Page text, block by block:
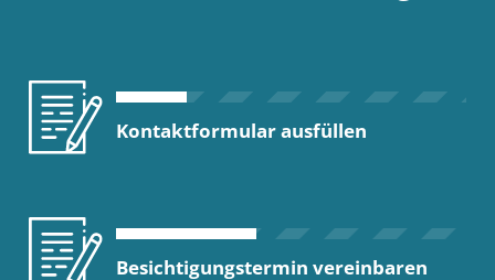
Kontaktformular ausfüllen
Besichtigungstermin vereinbaren